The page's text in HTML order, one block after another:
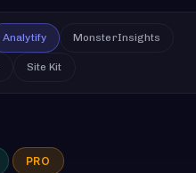
Analytify MonsterInsights
Site Kit
PRO